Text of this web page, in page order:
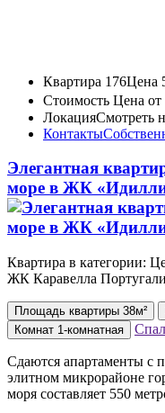
Квартира 176Цена
Стоимость Цена от
ЛокацияСмотреть
Контакты
Элегантная
море в ЖК
Квартира в категории:
ЖК Каравелла
Площадь квартиры 38м²
Комнат 1-комнатная
Сдаются апартаменты с
элитном микрорайоне
моря составляет 550